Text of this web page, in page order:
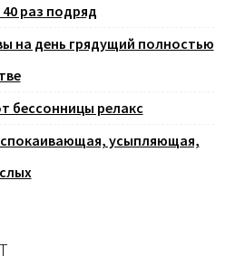
раз подряд
на день грядущий полностью
бессонницы релакс
усыпляющая,